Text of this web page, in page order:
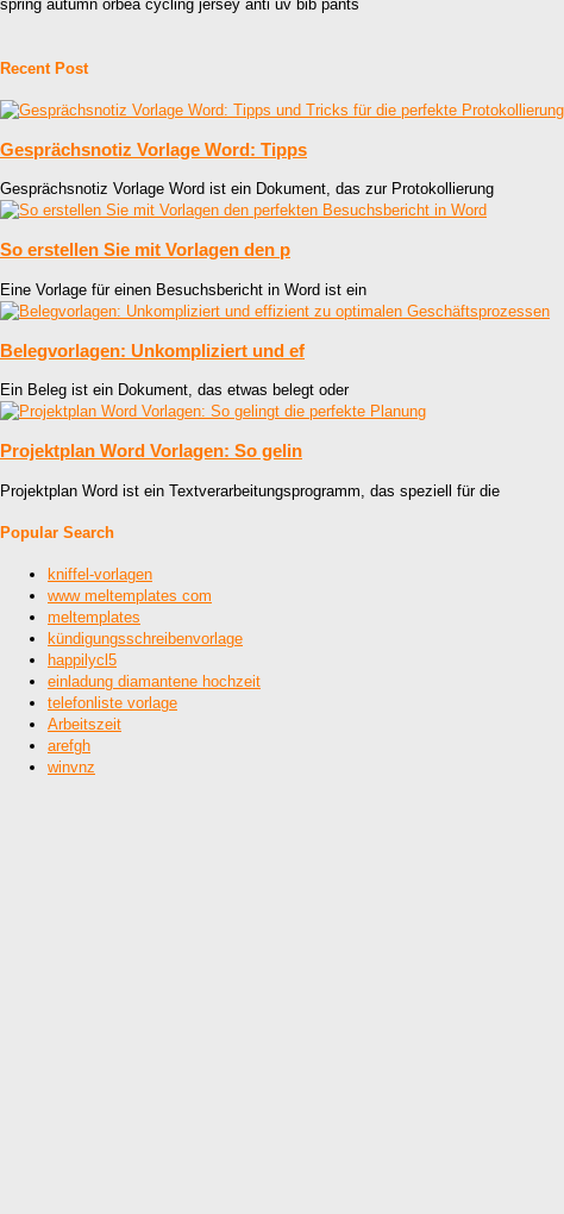
spring autumn orbea cycling jersey anti uv bib pants
Recent Post
Gesprächsnotiz Vorlage Word: Tipps
Gesprächsnotiz Vorlage Word ist ein Dokument, das zur Protokollierung
So erstellen Sie mit Vorlagen den p
Eine Vorlage für einen Besuchsbericht in Word ist ein
Belegvorlagen: Unkompliziert und ef
Ein Beleg ist ein Dokument, das etwas belegt oder
Projektplan Word Vorlagen: So gelin
Projektplan Word ist ein Textverarbeitungsprogramm, das speziell für die
Popular Search
kniffel-vorlagen
www meltemplates com
meltemplates
kündigungsschreibenvorlage
happilycl5
einladung diamantene hochzeit
telefonliste vorlage
Arbeitszeit
arefgh
winvnz